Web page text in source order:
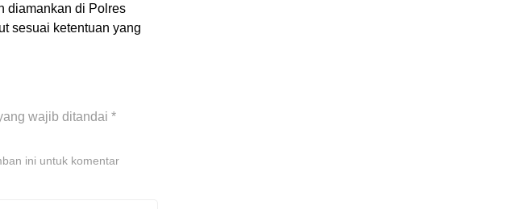
diamankan di Polres
sesuai ketentuan yang
wajib ditandai *
ini untuk komentar